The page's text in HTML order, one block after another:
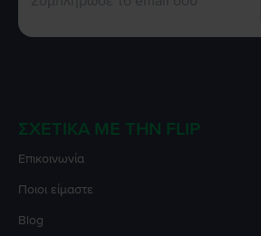
ΣΧΕΤΙΚΆ ΜΕ ΤΗΝ FLIP
Επικοινωνία
Ποιοι είμαστε
Blog